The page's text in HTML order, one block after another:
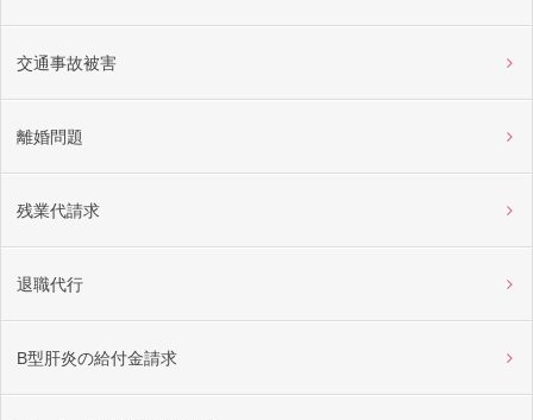
交通事故被害
離婚問題
残業代請求
退職代行
B型肝炎の給付金請求